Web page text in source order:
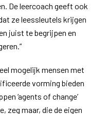
De leercoach geeft ook
ze leessleutels krijgen
juist te begrijpen en
mogelijk mensen met
vorming bieden
‘agents of change’
zeg maar, die de eigen